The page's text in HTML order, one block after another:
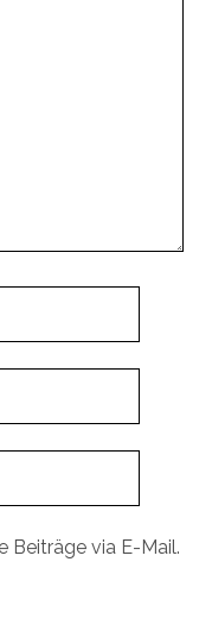
Beiträge via E-Mail.